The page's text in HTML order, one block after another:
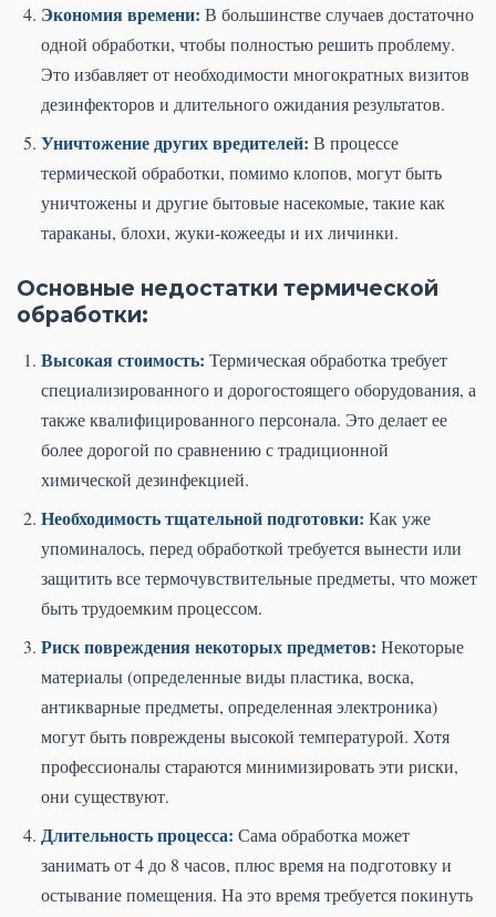
Экономия времени: В большинстве случаев достаточно
одной обработки, чтобы полностью решить проблему.
Это избавляет от необходимости многократных визитов
дезинфекторов и длительного ожидания результатов.
Уничтожение других вредителей: В процессе
термической обработки, помимо клопов, могут быть
уничтожены и другие бытовые насекомые, такие как
тараканы, блохи, жуки-кожееды и их личинки.
Основные недостатки термической
обработки:
Высокая стоимость: Термическая обработка требует
специализированного и дорогостоящего оборудования, а
также квалифицированного персонала. Это делает ее
более дорогой по сравнению с традиционной
химической дезинфекцией.
Необходимость тщательной подготовки: Как уже
упоминалось, перед обработкой требуется вынести или
защитить все термочувствительные предметы, что может
быть трудоемким процессом.
Риск повреждения некоторых предметов: Некоторые
материалы (определенные виды пластика, воска,
антикварные предметы, определенная электроника)
могут быть повреждены высокой температурой. Хотя
профессионалы стараются минимизировать эти риски,
они существуют.
Длительность процесса: Сама обработка может
занимать от 4 до 8 часов, плюс время на подготовку и
остывание помещения. На это время требуется покинуть